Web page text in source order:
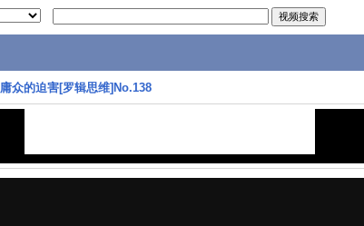
庸众的迫害[罗辑思维]No.138